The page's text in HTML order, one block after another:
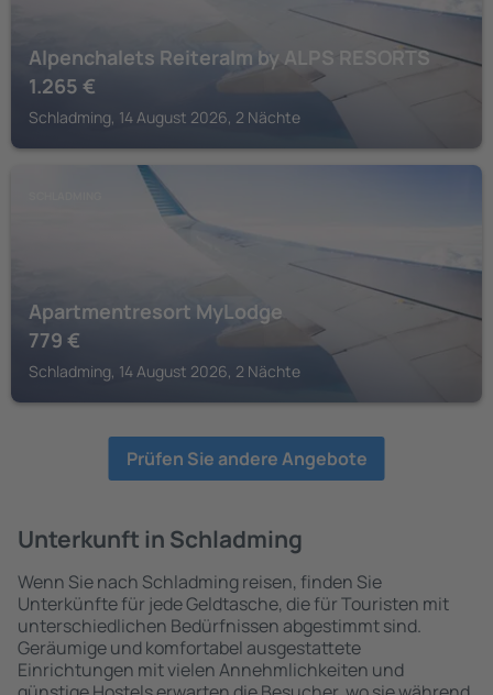
Alpenchalets Reiteralm by ALPS RESORTS
1.265 €
Schladming, 14 August 2026, 2 Nächte
Apartmentresort MyLodge
779 €
Schladming, 14 August 2026, 2 Nächte
Prüfen Sie andere Angebote
Unterkunft in Schladming
Wenn Sie nach Schladming reisen, finden Sie
Unterkünfte für jede Geldtasche, die für Touristen mit
unterschiedlichen Bedürfnissen abgestimmt sind.
Geräumige und komfortabel ausgestattete
Einrichtungen mit vielen Annehmlichkeiten und